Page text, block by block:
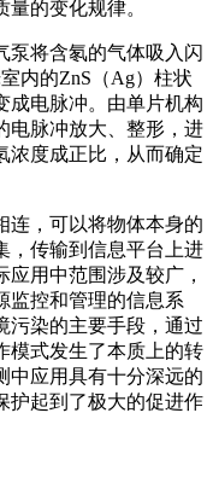
的变化规律。
泵将含氡的气体吸入闪
内的ZnS（Ag）柱状
成电脉冲。由单片机构
电脉冲放大、整形，进
浓度成正比，从而确定
连，可以将物体本身的
，传输到信息平台上进
用中范围涉及较广，
监控和管理的信息系
污染的主要手段，通过
模式发生了本质上的转
中应用具有十分深远的
护起到了极大的促进作